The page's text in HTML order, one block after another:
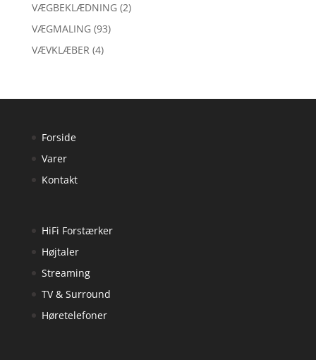
VÆGBEKLÆDNING (2)
VÆGMALING (93)
VÆVKLÆBER (4)
Forside
Varer
Kontakt
HiFi Forstærker
Højtaler
Streaming
TV & Surround
Høretelefoner